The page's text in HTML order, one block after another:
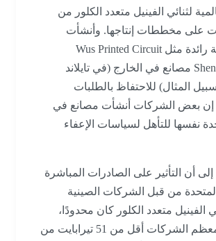
لثنائي الفينيل متعدد الكلور من
على مخططات إنتاجها. وأنشأت
شركات صينية رائدة مثل Wus Printed Circuit
وShennan Circuits مصانع في الخارج (في تايلاند
المثال) للاحتفاظ بالطلبات
بعض الشركات أنشأت مصانع في
نفسها للتأهل لسياسات الإعفاء
أن التأثير على الصادرات المباشرة
من قبل الشركات الصينية
متعدد الكلور كان محدودًا،
حيث تستمد معظم الشركات أقل من 51 تيرابايت من